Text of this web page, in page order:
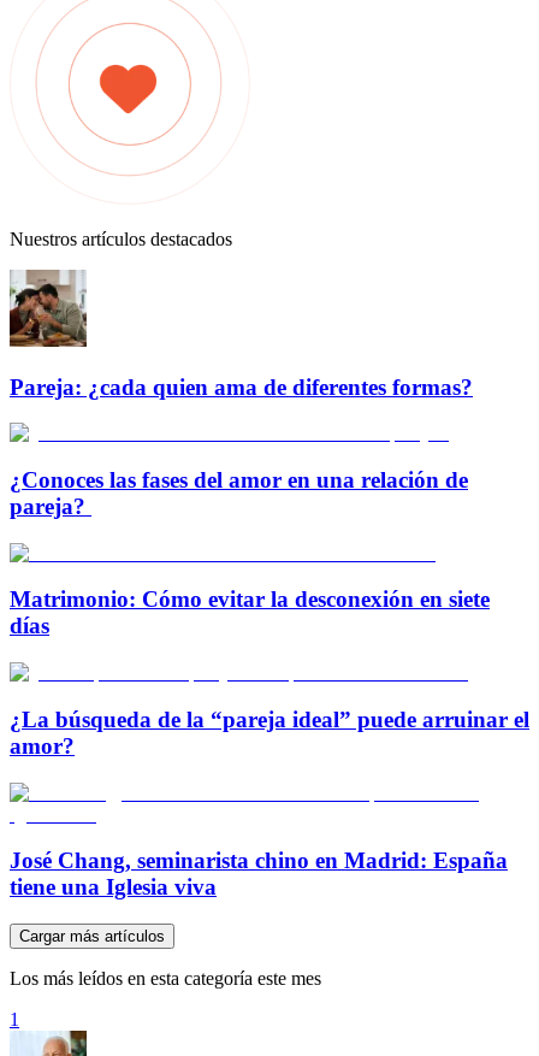
Nuestros artículos destacados
Pareja: ¿cada quien ama de diferentes formas?
¿Conoces las fases del amor en una relación de
pareja?
Matrimonio: Cómo evitar la desconexión en siete
días
¿La búsqueda de la “pareja ideal” puede arruinar el
amor?
José Chang, seminarista chino en Madrid: España
tiene una Iglesia viva
Cargar más artículos
Los más leídos en esta categoría este mes
1